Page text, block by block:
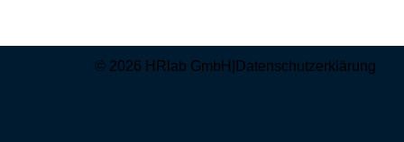
© 2026 HRlab GmbH Datenschutzerklärung